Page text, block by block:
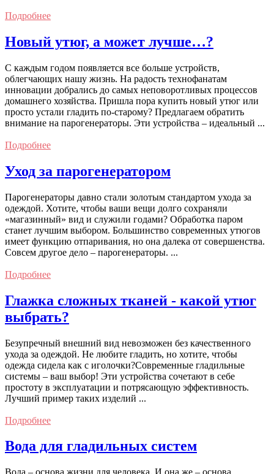
Подробнее
Новый утюг, а может лучше…?
С каждым годом появляется все больше устройств,
облегчающих нашу жизнь. На радость технофанатам
инновации добрались до самых неповоротливых процессов
домашнего хозяйства. Пришла пора купить новый утюг или
просто устали гладить по-старому? Предлагаем обратить
внимание на парогенераторы. Эти устройства – идеальный ...
Подробнее
Уход за парогенератором
Парогенераторы давно стали золотым стандартом ухода за
одеждой. Хотите, чтобы ваши вещи долго сохраняли
«магазинный» вид и служили годами? Обработка паром
станет лучшим выбором. Большинство современных утюгов
имеет функцию отпаривания, но она далека от совершенства.
Совсем другое дело – парогенераторы. ...
Подробнее
Глажка сложных тканей - какой утюг
выбрать?
Безупречный внешний вид невозможен без качественного
ухода за одеждой. Не любите гладить, но хотите, чтобы
одежда сидела как с иголочки?Современные гладильные
системы – ваш выбор! Эти устройства сочетают в себе
простоту в эксплуатации и потрясающую эффективность.
Лучший пример таких изделий ...
Подробнее
Вода для гладильных систем